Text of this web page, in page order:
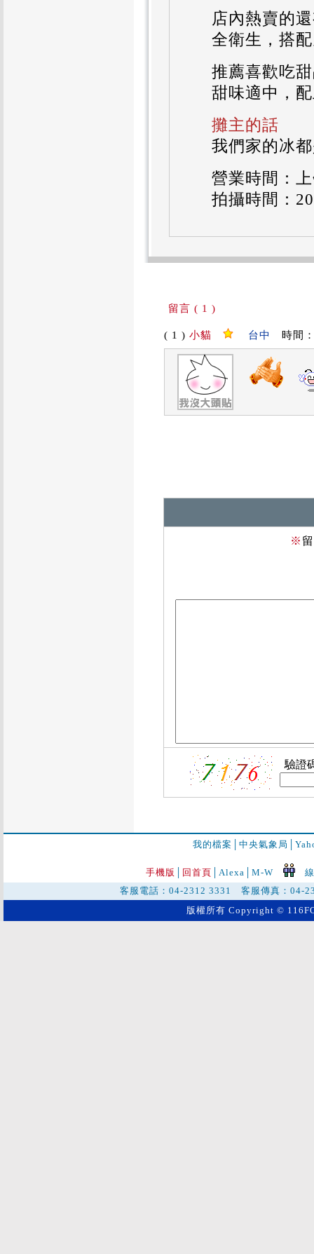
店內熱賣的
全衛生，搭
推薦喜歡吃
甜味適中，
攤主的話
我們家的冰
營業時間：
拍攝時間：
留言 ( 1 )
( 1 ) 小貓 台中 時間
※
驗證
我的檔案 中央氣象局
手機版 回首頁 Alexa│ M-W
客服電話：04-2312 3331 客服傳真：
版權所有 Copyright ©